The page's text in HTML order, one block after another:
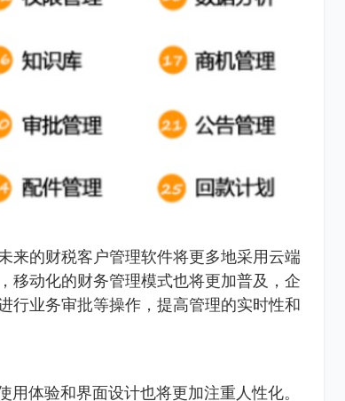
来的财税客户管理软件将更多地采用云端
移动化的财务管理模式也将更加普及，企
行业务审批等操作，提高管理的实时性和
体验和界面设计也将更加注重人性化。